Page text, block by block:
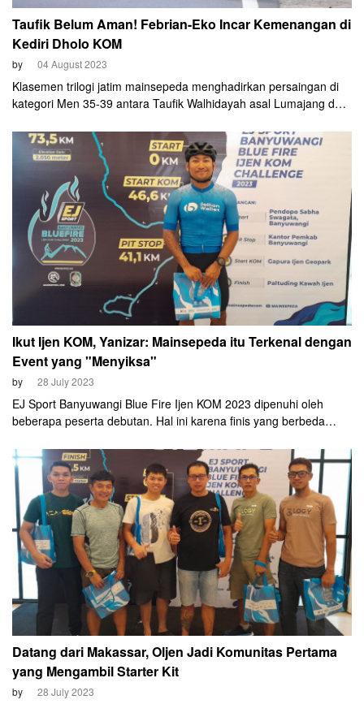
Taufik Belum Aman! Febrian-Eko Incar Kemenangan di
Kediri Dholo KOM
by 04 August 2023
Klasemen trilogi jatim mainsepeda menghadirkan persaingan di
kategori Men 35-39 antara Taufik Walhidayah asal Lumajang dan
pertama dengan poin 40, sedangkan Febrian di posisi ketiga
dengan poin 20.
Ikut Ijen KOM, Yanizar: Mainsepeda itu Terkenal dengan
Event yang "Menyiksa"
by 28 July 2023
EJ Sport Banyuwangi Blue Fire Ijen KOM 2023 dipenuhi oleh
beberapa peserta debutan. Hal ini karena finis yang berbeda
Gantasan, berbeda dengan tahun ini yang kembali finis di
Paltuding. Salah satu peserta debutan, Yanizar Suryadratama
tertarik ikut di Ijen KOM kali ini karena merasa finis di Paltuding
akan lebih menantang.
Datang dari Makassar, Oljen Jadi Komunitas Pertama
yang Mengambil Starter Kit
by 28 July 2023